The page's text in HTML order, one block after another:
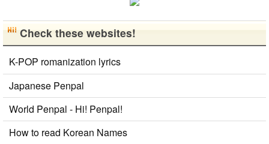
가 할 수 있는
분을..
す。 文化交
流・言語交
流、どちらも
歓迎です！
早く日本語が
上手になっ
て、日本人の
友達をたくさ
ん..
Check these websites!
K-POP romanization lyrics
Japanese Penpal
World Penpal - Hi! Penpal!
How to read Korean Names